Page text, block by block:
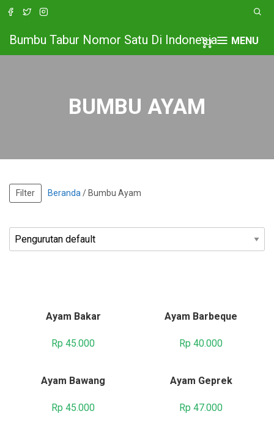
MENU
Bumbu Tabur Nomor Satu Di Indonesia
BUMBU AYAM
Filter Beranda / Bumbu Ayam
Ayam Bakar
Rp 45.000
Ayam Barbeque
Rp 40.000
Ayam Bawang
Rp 45.000
Ayam Geprek
Rp 47.000